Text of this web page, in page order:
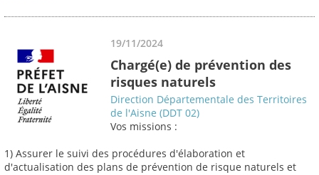
19/11/2024
Chargé(e) de prévention des
risques naturels
Direction Départementale des Territoires
de l'Aisne (DDT 02)
Vos missions :
1) Assurer le suivi des procédures d'élaboration et
d'actualisation des plans de prévention de risque naturels et